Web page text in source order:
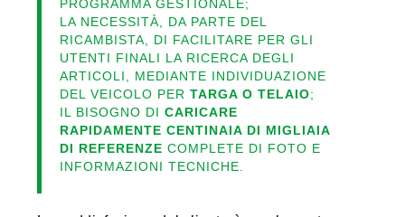
PROGRAMMA GESTIONALE;
LA NECESSITÀ, DA PARTE DEL
RICAMBISTA, DI FACILITARE PER GLI
UTENTI FINALI LA RICERCA DEGLI
ARTICOLI, MEDIANTE INDIVIDUAZIONE
DEL VEICOLO PER TARGA O TELAIO;
IL BISOGNO DI CARICARE
RAPIDAMENTE CENTINAIA DI MIGLIAIA
DI REFERENZE COMPLETE DI FOTO E
INFORMAZIONI TECNICHE.